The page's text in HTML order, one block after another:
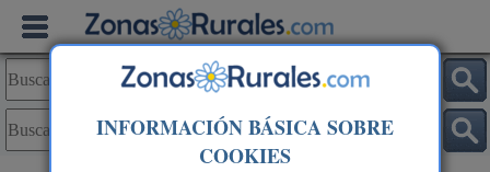
INFORMACIÓN BÁSICA SOBRE
COOKIES